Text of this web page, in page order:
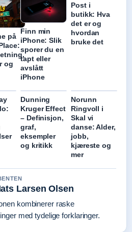
på
og
Finn min
iPhone: Slik
sporer du en
tapt eller
avslått
iPhone
Post i
butikk: Hva
det er og
hvordan
bruke det
Dunning
Kruger Effect
– Definisjon,
graf,
eksempler
og kritikk
Norunn
Ringvoll i
Skal vi
danse: Alder,
jobb,
kjæreste og
mer
Larsen Olsen
kombinerer raske
med tydelige forklaringer.